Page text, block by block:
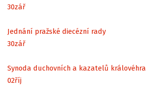
30zář
Jednání pražské diecézní rady
30zář
Synoda duchovních a kazatelů
02říj